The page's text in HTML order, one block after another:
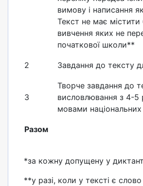
вимову і написання
Текст не має
вивчення яких не
початкової школи**
2 Завдання до тексту
3
Творче завдання до
висловлювання з 4-5
мовами
Разом
*за кожну допущену y
**y разі, коли y тексті є